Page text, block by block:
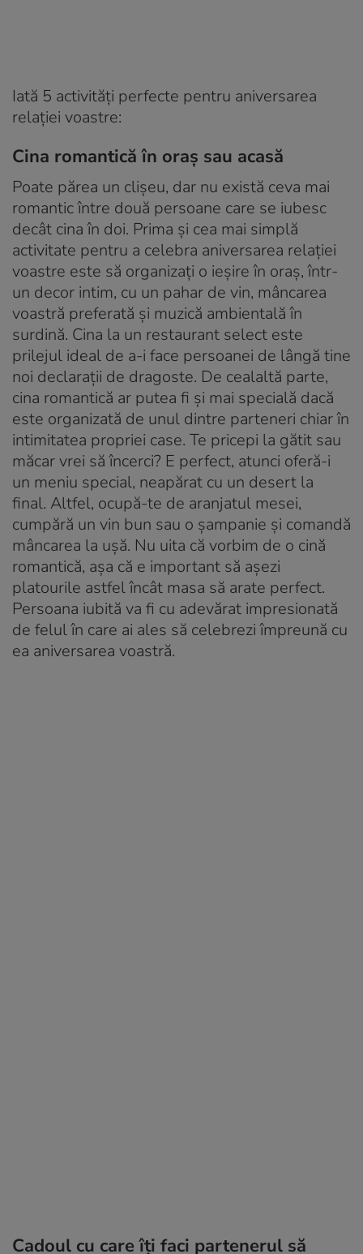
Iată 5 activități perfecte pentru aniversarea
relației voastre:
Cina romantică în oraș sau acasă
Poate părea un clișeu, dar nu există ceva mai
romantic între două persoane care se iubesc
decât cina în doi. Prima și cea mai simplă
activitate pentru a celebra aniversarea relației
voastre este să organizați o ieșire în oraș, într-
un decor intim, cu un pahar de vin, mâncarea
voastră preferată și muzică ambientală în
surdină. Cina la un restaurant select este
prilejul ideal de a-i face persoanei de lângă tine
noi declarații de dragoste. De cealaltă parte,
cina romantică ar putea fi și mai specială dacă
este organizată de unul dintre parteneri chiar în
intimitatea propriei case. Te pricepi la gătit sau
măcar vrei să încerci? E perfect, atunci oferă-i
un meniu special, neapărat cu un desert la
final. Altfel, ocupă-te de aranjatul mesei,
cumpără un vin bun sau o șampanie și comandă
mâncarea la ușă. Nu uita că vorbim de o cină
romantică, așa că e important să așezi
platourile astfel încât masa să arate perfect.
Persoana iubită va fi cu adevărat impresionată
de felul în care ai ales să celebrezi împreună cu
ea aniversarea voastră.
Cadoul cu care îți faci partenerul să